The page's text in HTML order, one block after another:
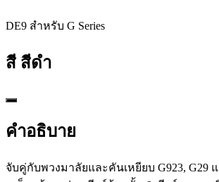
DE9 สําหรับ G Series
สี สีดำ
คำอธิบาย
จับคู่กับพวงมาลัยและคันเหยียบ G923, G29 แ